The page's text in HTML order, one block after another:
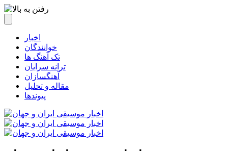
اخبار
خوانندگان
تک آهنگ ها
ترانه سرایان
آهنگسازان
مقاله و تحلیل
پیوندها